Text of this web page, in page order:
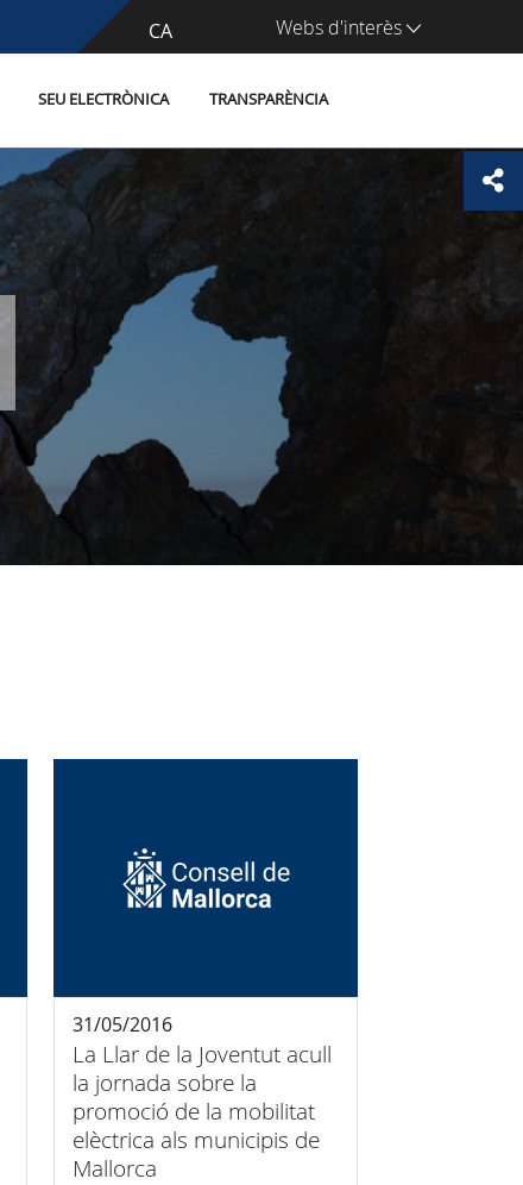
CA
ES Webs d'interès
SEU ELECTRÒNICA TRANSPARÈNCIA
La Llar de la Joventut acull
la jornada sobre la
promoció de la mobilitat
elèctrica als municipis de
Mallorca
31/05/2016